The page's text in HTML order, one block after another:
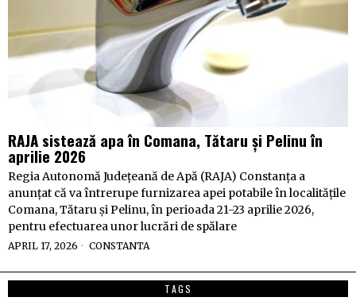
RAJA sistează apa în Comana, Tătaru și Pelinu în
aprilie 2026
Regia Autonomă Județeană de Apă (RAJA) Constanța a
anunțat că va întrerupe furnizarea apei potabile în localitățile
Comana, Tătaru și Pelinu, în perioada 21-23 aprilie 2026,
pentru efectuarea unor lucrări de spălare
APRIL 17, 2026 CONSTANTA
TAGS